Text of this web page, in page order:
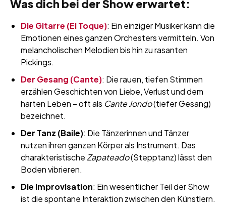
Was dich bei der Show erwartet:
Die Gitarre (El Toque): Ein einziger Musiker kann die
Emotionen eines ganzen Orchesters vermitteln. Von
melancholischen Melodien bis hin zu rasanten
Pickings.
Der Gesang (Cante): Die rauen, tiefen Stimmen
erzählen Geschichten von Liebe, Verlust und dem
harten Leben – oft als Cante Jondo(tiefer Gesang)
bezeichnet.
Der Tanz (Baile): Die Tänzerinnen und Tänzer
nutzen ihren ganzen Körper als Instrument. Das
charakteristischeZapateado(Stepptanz) lässt den
Boden vibrieren.
Die Improvisation: Ein wesentlicher Teil der Show
ist die spontane Interaktion zwischen den Künstlern.